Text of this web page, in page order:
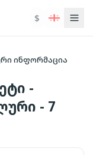
$
42
ინფორმაცია
-
- 7